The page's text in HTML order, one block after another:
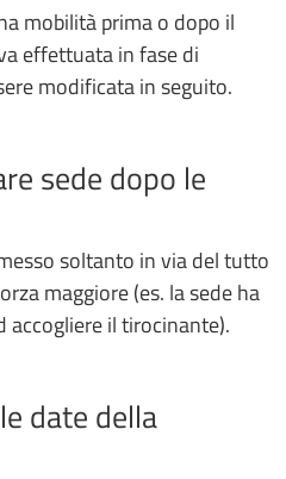
mobilità prima o dopo il
effettuata in fase di
modificata in seguito.
sede dopo le
soltanto in via del tutto
maggiore (es. la sede ha
accogliere il tirocinante).
date della